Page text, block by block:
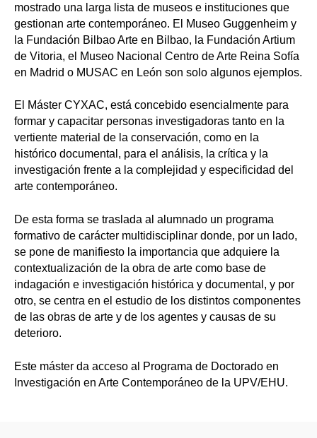
mostrado una larga lista de museos e instituciones que
gestionan arte contemporáneo. El Museo Guggenheim y
la Fundación Bilbao Arte en Bilbao, la Fundación Artium
de Vitoria, el Museo Nacional Centro de Arte Reina Sofía
en Madrid o MUSAC en León son solo algunos ejemplos.
El Máster CYXAC, está concebido esencialmente para
formar y capacitar personas investigadoras tanto en la
vertiente material de la conservación, como en la
histórico documental, para el análisis, la crítica y la
investigación frente a la complejidad y especificidad del
arte contemporáneo.
De esta forma se traslada al alumnado un programa
formativo de carácter multidisciplinar donde, por un lado,
se pone de manifiesto la importancia que adquiere la
contextualización de la obra de arte como base de
indagación e investigación histórica y documental, y por
otro, se centra en el estudio de los distintos componentes
de las obras de arte y de los agentes y causas de su
deterioro.
Este máster da acceso al Programa de Doctorado en
Investigación en Arte Contemporáneo de la UPV/EHU.